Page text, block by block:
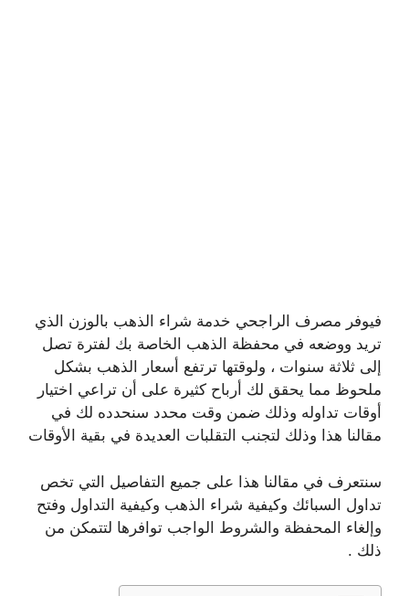
فيوفر مصرف الراجحي خدمة شراء الذهب بالوزن الذي
تريد ووضعه في محفظة الذهب الخاصة بك لفترة تصل
إلى ثلاثة سنوات ، ولوقتها ترتفع أسعار الذهب بشكل
ملحوظ مما يحقق لك أرباح كثيرة على أن تراعي اختيار
أوقات تداوله وذلك ضمن وقت محدد سنحدده لك في
مقالنا هذا وذلك لتجنب التقلبات العديدة في بقية الأوقات
سنتعرف في مقالنا هذا على جميع التفاصيل التي تخص
تداول السبائك وكيفية شراء الذهب وكيفية التداول وفتح
وإلغاء المحفظة والشروط الواجب توافرها لتتمكن من
ذلك .